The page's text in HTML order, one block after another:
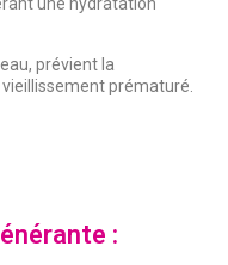
une hydratation
prévient la
prématuré.
: